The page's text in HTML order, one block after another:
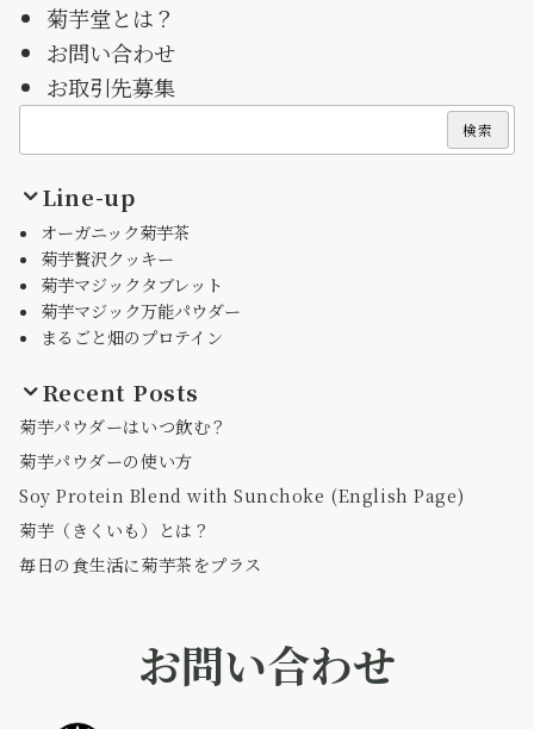
菊芋堂とは？
お問い合わせ
お取引先募集
検索
Line-up
オーガニック菊芋茶
菊芋贅沢クッキー
菊芋マジックタブレット
菊芋マジック万能パウダー
まるごと畑のプロテイン
Recent Posts
菊芋パウダーはいつ飲む？
菊芋パウダーの使い方
Soy Protein Blend with Sunchoke (English Page)
菊芋（きくいも）とは？
毎日の食生活に菊芋茶をプラス
お問い合わせ